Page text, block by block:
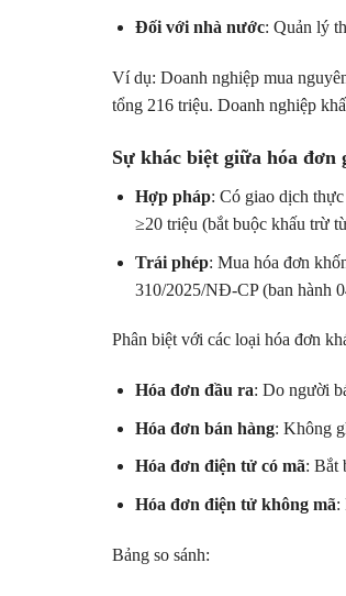
Đối với nhà nước: Quản lý
Ví dụ: Doanh nghiệp mua
tổng 216 triệu. Doanh nghiệp
Sự khác biệt giữa hóa
Hợp pháp: Có giao dịch
≥20 triệu (bắt buộc khấu trừ
Trái phép: Mua hóa đơn
310/2025/NĐ-CP (ban hành
Phân biệt với các loại hóa đơn
Hóa đơn đầu ra: Do người
Hóa đơn bán hàng: Không
Hóa đơn điện tử có mã: Bắt
Hóa đơn điện tử không mã:
Bảng so sánh: